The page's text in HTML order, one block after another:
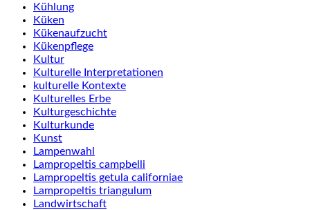
Kühlung
Küken
Kükenaufzucht
Kükenpflege
Kultur
Kulturelle Interpretationen
kulturelle Kontexte
Kulturelles Erbe
Kulturgeschichte
Kulturkunde
Kunst
Lampenwahl
Lampropeltis campbelli
Lampropeltis getula californiae
Lampropeltis triangulum
Landwirtschaft